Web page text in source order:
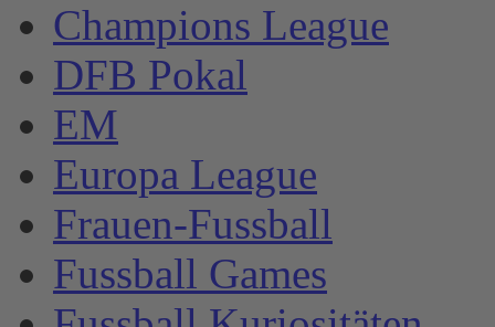
Champions League
DFB Pokal
EM
Europa League
Frauen-Fussball
Fussball Games